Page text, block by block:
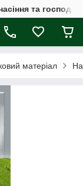
та
матеріал